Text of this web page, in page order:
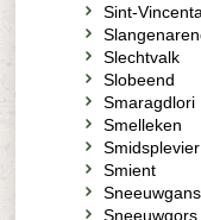
Sint-
Slechtvalk
Slobeend
Smaragdlori
Smelleken
Smidsplevier
Smient
Sneeuwgans
Sneeuwgors